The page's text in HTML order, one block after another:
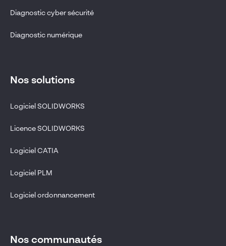
Diagnostic cyber sécurité
Diagnostic numérique
Nos solutions
Logiciel SOLIDWORKS
Licence SOLIDWORKS
Logiciel CATIA
Logiciel PLM
Logiciel ordonnancement
Nos communautés